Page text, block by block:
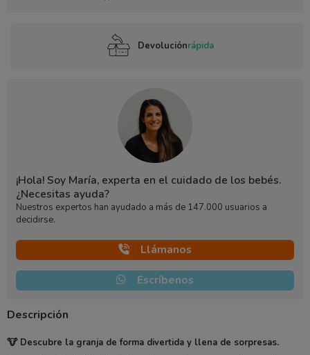
Devoluciónrápida
¡Hola! Soy María, experta en el cuidado de los bebés.
¿Necesitas ayuda?
Nuestros expertos han ayudado a más de 147.000 usuarios a
decidirse.
Llámanos
Escríbenos
Descripción
🐮 Descubre la granja de forma divertida y llena de sorpresas.